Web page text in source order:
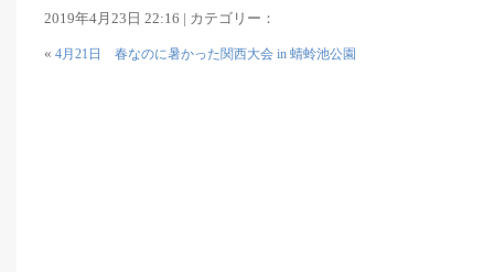
2019年4月23日 22:16 | カテゴリー：
« 4月21日 春なのに暑かった関西大会 in 蜻蛉池公園